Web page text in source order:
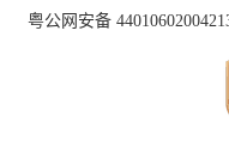
粤公网安备